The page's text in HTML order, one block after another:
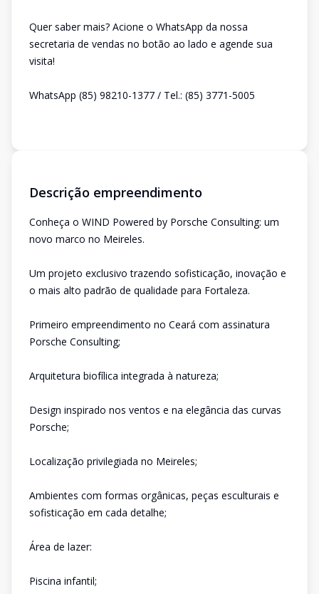
Quer saber mais? Acione o WhatsApp da nossa
secretaria de vendas no botão ao lado e agende sua
visita!
WhatsApp (85) 98210-1377 / Tel.: (85) 3771-5005
Descrição empreendimento
Conheça o WIND Powered by Porsche Consulting: um
novo marco no Meireles.
Um projeto exclusivo trazendo sofisticação, inovação e
o mais alto padrão de qualidade para Fortaleza.
Primeiro empreendimento no Ceará com assinatura
Porsche Consulting;
Arquitetura biofílica integrada à natureza;
Design inspirado nos ventos e na elegância das curvas
Porsche;
Localização privilegiada no Meireles;
Ambientes com formas orgânicas, peças esculturais e
sofisticação em cada detalhe;
Área de lazer:
Piscina infantil;